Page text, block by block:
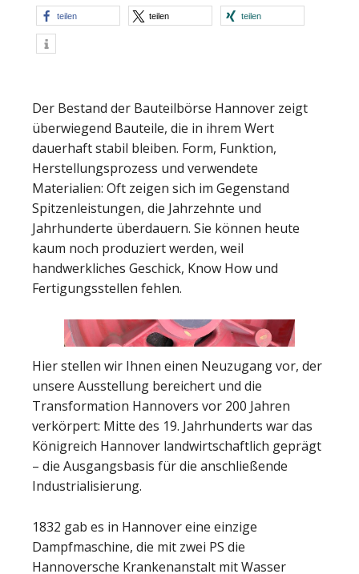
teilen teilen teilen
Der Bestand der Bauteilbörse Hannover zeigt
überwiegend Bauteile, die in ihrem Wert
dauerhaft stabil bleiben. Form, Funktion,
Herstellungsprozess und verwendete
Materialien: Oft zeigen sich im Gegenstand
Spitzenleistungen, die Jahrzehnte und
Jahrhunderte überdauern. Sie können heute
kaum noch produziert werden, weil
handwerkliches Geschick, Know How und
Fertigungsstellen fehlen.
Hier stellen wir Ihnen einen Neuzugang vor, der
unsere Ausstellung bereichert und die
Transformation Hannovers vor 200 Jahren
verkörpert: Mitte des 19. Jahrhunderts war das
Königreich Hannover landwirtschaftlich geprägt
– die Ausgangsbasis für die anschließende
Industrialisierung.
1832 gab es in Hannover eine einzige
Dampfmaschine, die mit zwei PS die
Hannoversche Krankenanstalt mit Wasser